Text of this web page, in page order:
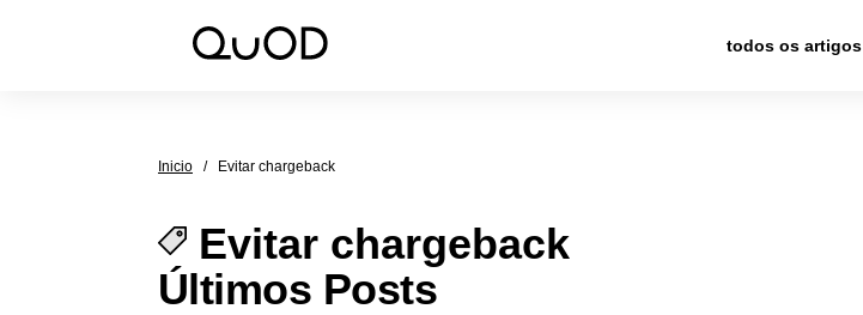
todos os artigos
Inicio / Evitar chargeback
Evitar chargeback
Últimos Posts